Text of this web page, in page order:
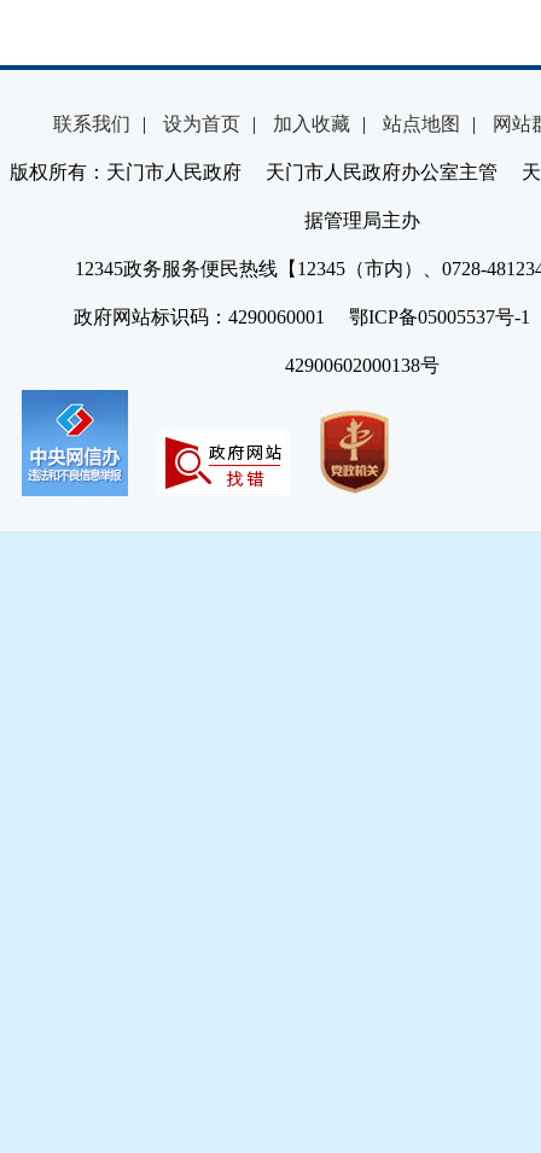
联系我们 | 设为首页 | 加入收藏 | 站点地图 | 网站
版权所有：天门市人民政府 天门市人民政府办公室主管 天
据管理局主办
12345政务服务便民热线【12345（市内）、0728-
政府网站标识码：4290060001 鄂ICP备05005537号
42900602000138号